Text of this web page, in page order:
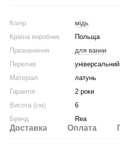
Колір
мідь
Країна виробник
Польща
Призначення
для ванни
Перелив
універсальний
Матеріал
латунь
Гарантія
2 роки
Висота (см)
6
Бренд
Rea
Доставка Оплата